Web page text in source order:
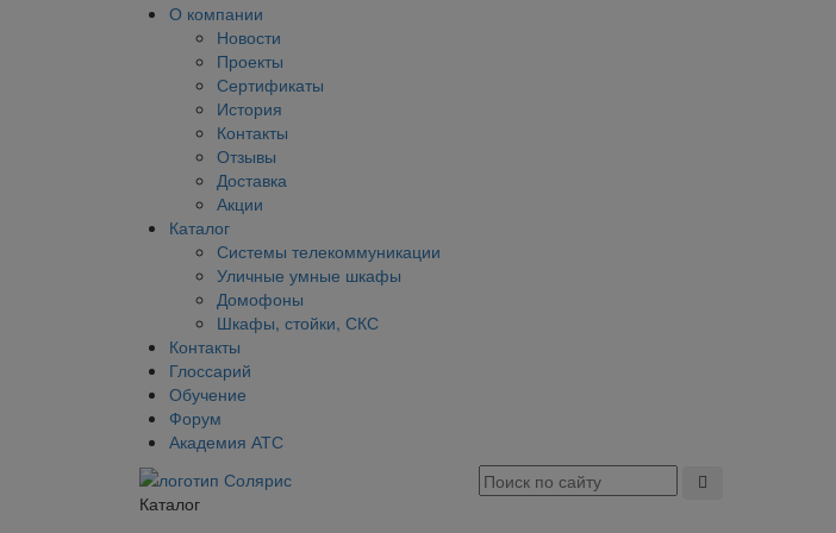
О компании
Новости
Проекты
Сертификаты
История
Контакты
Отзывы
Доставка
Акции
Каталог
Системы телекоммуникации
Уличные умные шкафы
Домофоны
Шкафы, стойки, СКС
Контакты
Глоссарий
Обучение
Форум
Академия АТС
Каталог